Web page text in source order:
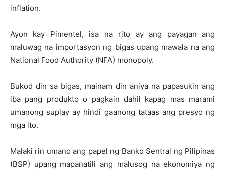
inflation.
Ayon kay Pimentel, isa na rito ay ang payagan ang
maluwag na importasyon ng bigas upang mawala na ang
National Food Authority (NFA) monopoly.
Bukod din sa bigas, mainam din aniya na papasukin ang
iba pang produkto o pagkain dahil kapag mas marami
umanong suplay ay hindi gaanong tataas ang presyo ng
mga ito.
Malaki rin umano ang papel ng Banko Sentral ng Pilipinas
(BSP) upang mapanatili ang malusog na ekonomiya ng